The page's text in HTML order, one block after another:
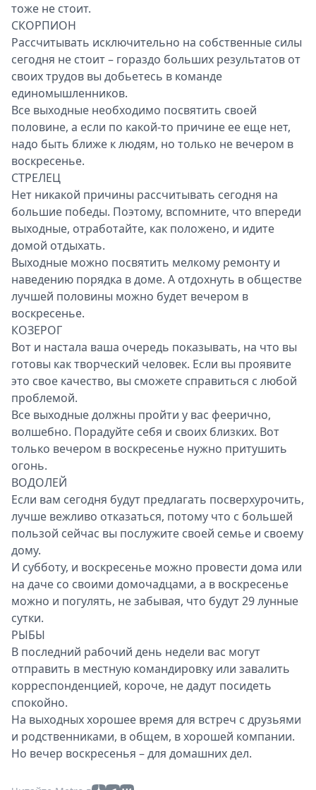
тоже не стоит.
СКОРПИОН
Рассчитывать исключительно на собственные силы
сегодня не стоит – гораздо больших результатов от
своих трудов вы добьетесь в команде
единомышленников.
Все выходные необходимо посвятить своей
половине, а если по какой-то причине ее еще нет,
надо быть ближе к людям, но только не вечером в
воскресенье.
СТРЕЛЕЦ
Нет никакой причины рассчитывать сегодня на
большие победы. Поэтому, вспомните, что впереди
выходные, отработайте, как положено, и идите
домой отдыхать.
Выходные можно посвятить мелкому ремонту и
наведению порядка в доме. А отдохнуть в обществе
лучшей половины можно будет вечером в
воскресенье.
КОЗЕРОГ
Вот и настала ваша очередь показывать, на что вы
готовы как творческий человек. Если вы проявите
это свое качество, вы сможете справиться с любой
проблемой.
Все выходные должны пройти у вас феерично,
волшебно. Порадуйте себя и своих близких. Вот
только вечером в воскресенье нужно притушить
огонь.
ВОДОЛЕЙ
Если вам сегодня будут предлагать посверхурочить,
лучше вежливо отказаться, потому что с большей
пользой сейчас вы послужите своей семье и своему
дому.
И субботу, и воскресенье можно провести дома или
на даче со своими домочадцами, а в воскресенье
можно и погулять, не забывая, что будут 29 лунные
сутки.
РЫБЫ
В последний рабочий день недели вас могут
отправить в местную командировку или завалить
корреспонденцией, короче, не дадут посидеть
спокойно.
На выходных хорошее время для встреч с друзьями
и родственниками, в общем, в хорошей компании.
Но вечер воскресенья – для домашних дел.